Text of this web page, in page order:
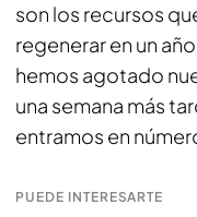
son los recursos
regenerar en un
hemos agotado
una semana más
entramos en
PUEDE INTERESARTE